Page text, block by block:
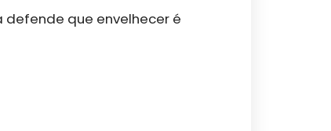
que envelhecer é